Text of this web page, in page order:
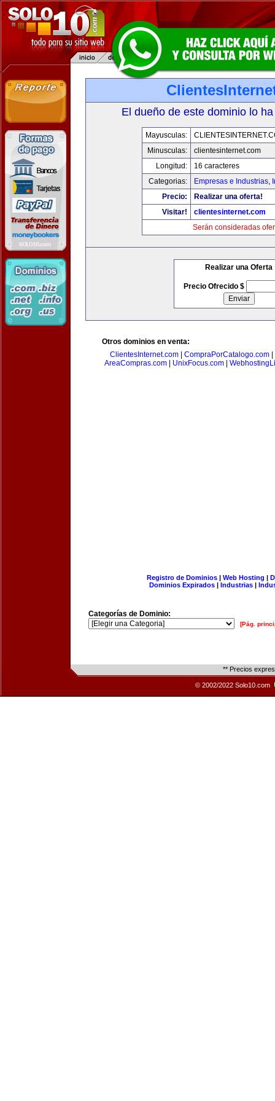
El dueño de este dominio lo
Mayusculas:
Minusculas:
clientesinternet.com
Longitud:
16 caracteres
Categorias:
Empresas e Industrias,
Precio:
Realizar una oferta!
Visitar!
clientesinternet.com
Serán consideradas
Realizar una Oferta
Precio Ofrecido $
Otros dominios en venta:
ClientesInternet.com
CompraPorCatalogo.com
AreaCompras.com
UnixFocus.com
Registro de Dominios| Web Hosting |
Dominios Expirados | Industrias |
Categorías de Dominio:
[Pág.
** Precios
© 2002/2022 Solo10.com